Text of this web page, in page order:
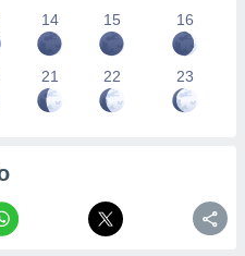
14 15 16
21 22 23